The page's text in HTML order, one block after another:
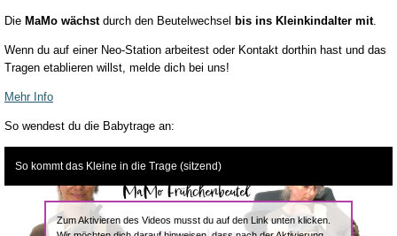
Die MaMo wächstdurch den Beutelwechsel bis ins Kleinkindalter mit.
Wenn du auf einer Neo-Station arbeitest oder Kontakt dorthin hast und das
Tragen etablieren willst, melde dich bei uns!
Mehr Info
So wendest du die Babytrage an:
So kommt das Kleine in die Trage (sitzend)
Zum Aktivieren des Videos musst du auf den Link unten klicken.